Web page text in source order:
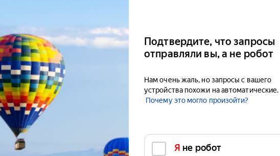
Подтвердите, что запросы
отправляли вы, а не робот
Нам очень жаль, но запросы с вашего
устройства похожи на автоматические.
Почему это могло произойти?
Я не робот